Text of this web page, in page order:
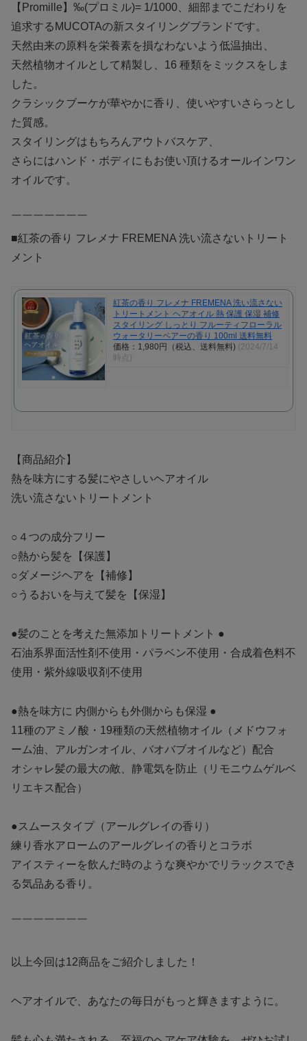
【Promille】‰(プロミル)= 1/1000、細部までこだわりを
追求するMUCOTAの新スタイリングブランドです。
天然由来の原料を栄養素を損なわないよう低温抽出、
天然植物オイルとして精製し、16 種類をミックスをしま
した。
クラシックブーケが華やかに香り、使いやすいさらっとし
た質感。
スタイリングはもちろんアウトバスケア、
さらにはハンド・ボディにもお使い頂けるオールインワン
オイルです。
￣￣￣￣￣￣￣
■紅茶の香り フレメナ FREMENA 洗い流さないトリート
メント
紅茶の香り フレメナ FREMENA 洗い流さない
トリートメント ヘアオイル 熱 保護 保湿 補修
スタイリング しっとり フルーティフローラル
ウォータリーペアーの香り 100ml 送料無料
価格：1,980円（税込、送料無料) (2024/7/14
時点)
【商品紹介】
熱を味方にする髪にやさしいヘアオイル
洗い流さないトリートメント
○４つの成分フリー
○熱から髪を【保護】
○ダメージヘアを【補修】
○うるおいを与えて髪を【保湿】
●髪のことを考えた無添加トリートメント ●
石油系界面活性剤不使用・パラベン不使用・合成着色料不
使用・紫外線吸収剤不使用
●熱を味方に 内側からも外側からも保湿 ●
11種のアミノ酸・19種類の天然植物オイル（メドウフォ
ーム油、アルガンオイル、バオバブオイルなど）配合
オシャレ髪の最大の敵、静電気を防止（リモニウムゲルベ
リエキス配合）
●スムースタイプ（アールグレイの香り）
練り香水アロームのアールグレイの香りとコラボ
アイスティーを飲んだ時のような爽やかでリラックスでき
る気品ある香り。
￣￣￣￣￣￣￣
以上今回は12商品をご紹介しました！
ヘアオイルで、あなたの毎日がもっと輝きますように。